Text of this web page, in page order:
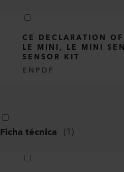
CE DECLARATION
LE MINI, LE MINI
SENSOR KIT
EN PDF
Ficha técnica (1)